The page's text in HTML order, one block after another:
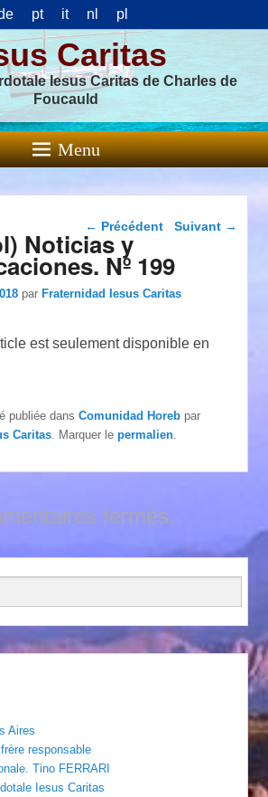
pt it nl pl
Caritas
Iesus Caritas de Charles de
Foucauld
Menu
Navigation dans les
← Précédent Suivant →
Noticias y
Nº 199
parFraternidad Iesus Caritas
est seulement disponible en
publiée dansComunidad Horeb par
Caritas . Marquer lepermalien
fermés.
Aires
responsable
Tino FERRARI
Iesus Caritas